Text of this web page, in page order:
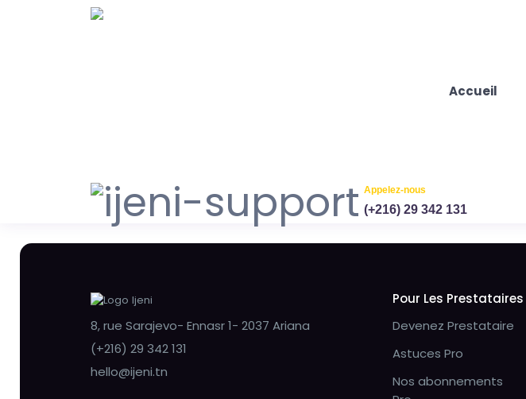
Accueil
Appelez-nous
(+216) 29 342 131
8, rue Sarajevo- Ennasr 1- 2037 Ariana
(+216) 29 342 131
hello@ijeni.tn
Pour Les Prestataires
Devenez Prestataire
Astuces Pro
Nos abonnements